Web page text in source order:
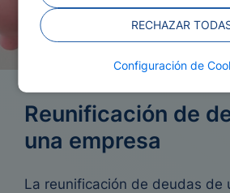
RECHAZAR
Configuración de
Reunificación de
una empresa
La reunificación de deudas de